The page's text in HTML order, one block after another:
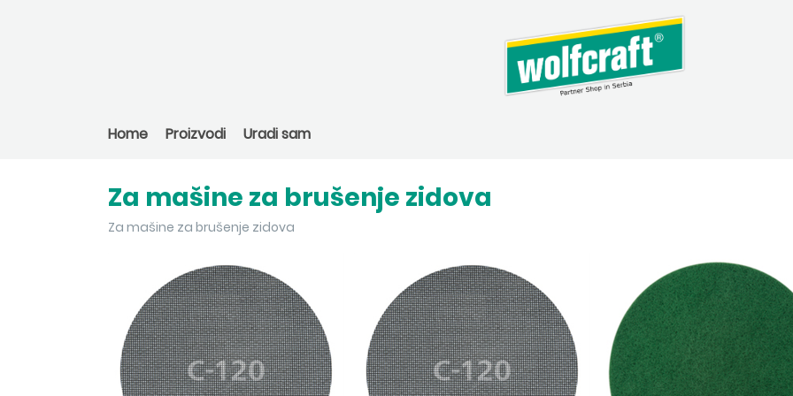
Home Proizvodi Uradi sam
Za mašine za brušenje zidova
Za mašine za brušenje zidova